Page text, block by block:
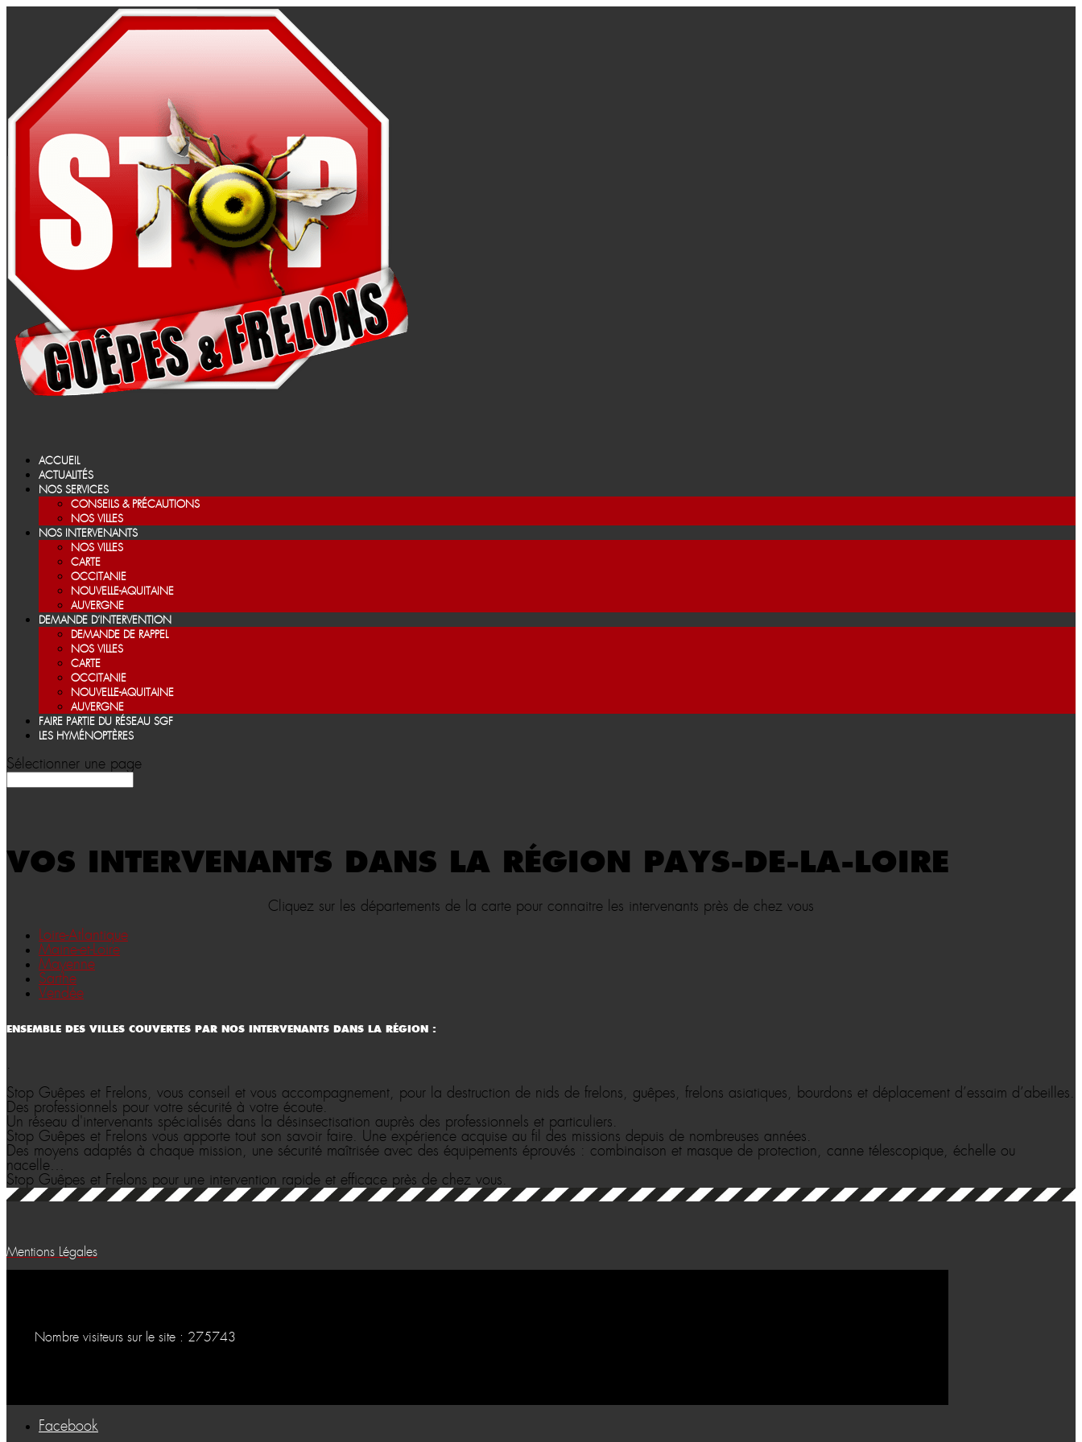
ACCUEIL
ACTUALITÉS
NOS SERVICES
CONSEILS & PRÉCAUTIONS
NOS VILLES
NOS INTERVENANTS
NOS VILLES
CARTE
OCCITANIE
NOUVELLE-AQUITAINE
AUVERGNE
DEMANDE D’INTERVENTION
DEMANDE DE RAPPEL
NOS VILLES
CARTE
OCCITANIE
NOUVELLE-AQUITAINE
AUVERGNE
FAIRE PARTIE DU RÉSEAU SGF
LES HYMÉNOPTÈRES
Sélectionner une page
VOS INTERVENANTS DANS LA RÉGION PAYS-DE-LA-LOIRE
Cliquez sur les départements de la carte pour connaitre les intervenants près de chez vous
Loire-Atlantique
Maine-et-Loire
Mayenne
Sarthe
Vendée
ENSEMBLE DES VILLES COUVERTES PAR NOS INTERVENANTS DANS LA RÉGION :
.
Stop Guêpes et Frelons, vous conseil et vous accompagnement, pour la destruction de nids de frelons, guêpes, frelons asiatiques, bourdons et déplacement d’essaim d’abeilles.
Des professionnels pour votre sécurité à votre écoute.
Un réseau d'intervenants spécialisés dans la désinsectisation auprès des professionnels et particuliers.
Stop Guêpes et Frelons vous apporte tout son savoir faire. Une expérience acquise au fil des missions depuis de nombreuses années.
Des moyens adaptés à chaque mission, une sécurité maîtrisée avec des équipements éprouvés : combinaison et masque de protection, canne télescopique, échelle ou
nacelle…
Stop Guêpes et Frelons pour une intervention rapide et efficace près de chez vous.
Mentions Légales
Nombre visiteurs sur le site : 275743
Facebook